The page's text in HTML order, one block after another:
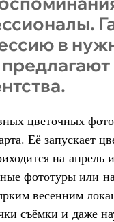
в
цветочных
Её запускает
на
фототуры или
весенним
съёмки и даже